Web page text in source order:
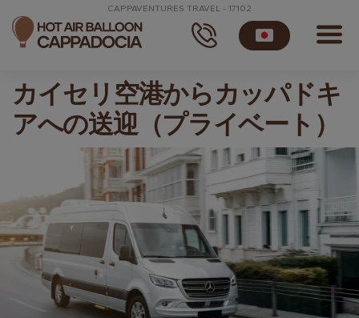
CAPPAVENTURES TRAVEL - 17102
カイセリ空港からカッパドキ
アへの送迎（プライベート）